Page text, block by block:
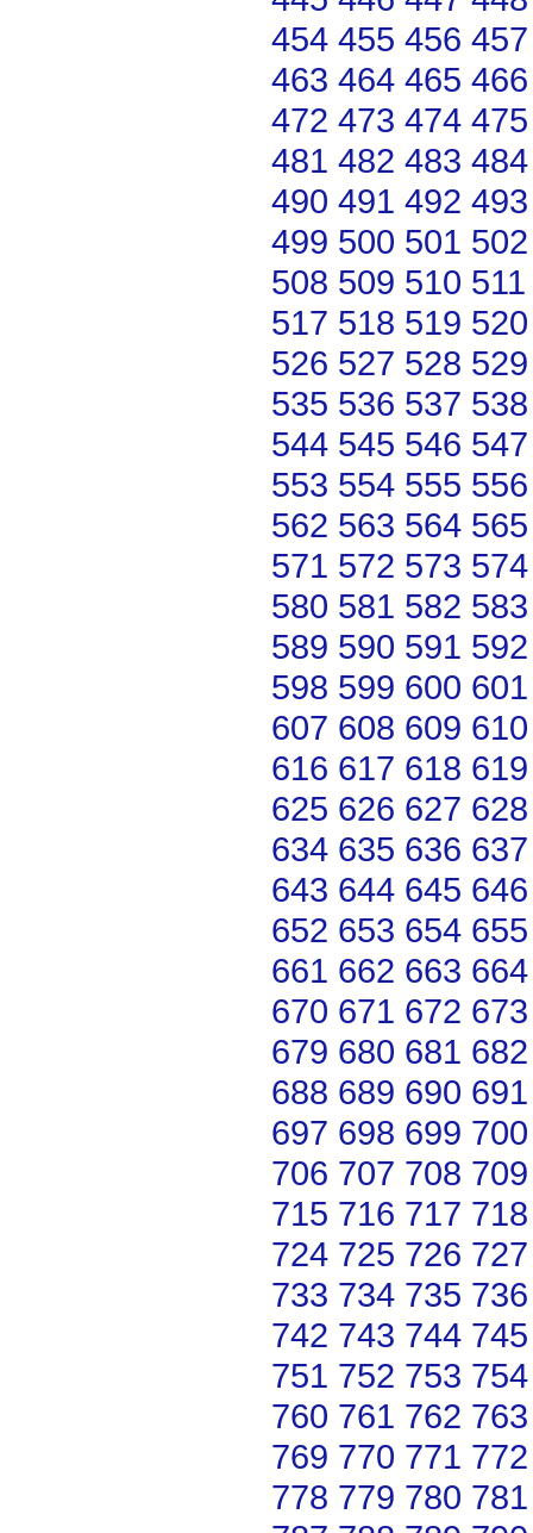
454 455 456 457
463 464 465 466
472 473 474 475
481 482 483 484
490 491 492 493
499 500 501 502
508 509 510 511
517 518 519 520
526 527 528 529
535 536 537 538
544 545 546 547
553 554 555 556
562 563 564 565
571 572 573 574
580 581 582 583
589 590 591 592
598 599 600 601
607 608 609 610
616 617 618 619
625 626 627 628
634 635 636 637
643 644 645 646
652 653 654 655
661 662 663 664
670 671 672 673
679 680 681 682
688 689 690 691
697 698 699 700
706 707 708 709
715 716 717 718
724 725 726 727
733 734 735 736
742 743 744 745
751 752 753 754
760 761 762 763
769 770 771 772
778 779 780 781